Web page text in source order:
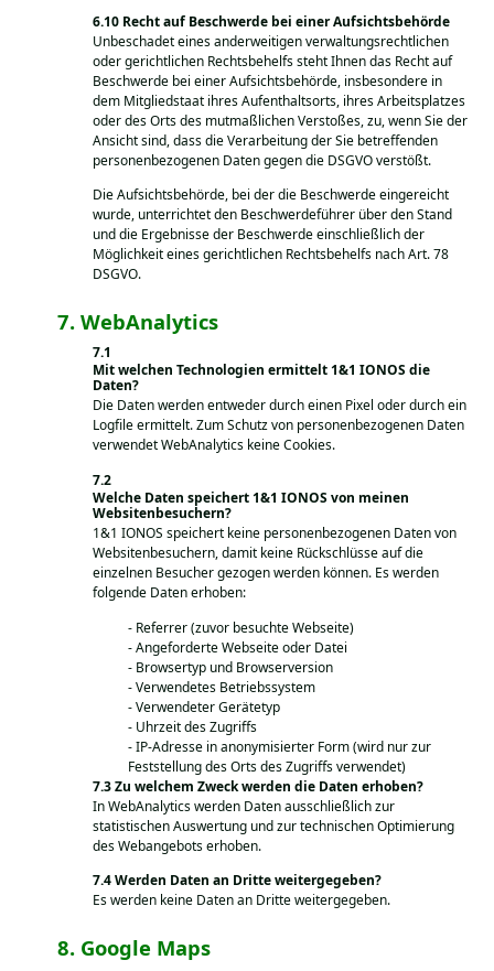
Recht auf Beschwerde bei einer Aufsichtsbehörde
Unbeschadet eines anderweitigen verwaltungsrechtlichen
oder gerichtlichen Rechtsbehelfs steht Ihnen das Recht auf
Beschwerde bei einer Aufsichtsbehörde, insbesondere in
dem Mitgliedstaat ihres Aufenthaltsorts, ihres Arbeitsplatzes
oder des Orts des mutmaßlichen Verstoßes, zu, wenn Sie der
Ansicht sind, dass die Verarbeitung der Sie betreffenden
personenbezogenen Daten gegen die DSGVO verstößt.
Die Aufsichtsbehörde, bei der die Beschwerde eingereicht
wurde, unterrichtet den Beschwerdeführer über den Stand
und die Ergebnisse der Beschwerde einschließlich der
Möglichkeit eines gerichtlichen Rechtsbehelfs nach Art. 78
DSGVO.
WebAnalytics
Mit welchen Technologien ermittelt 1&1 IONOS die
Daten?
Die Daten werden entweder durch einen Pixel oder durch ein
Logfile ermittelt. Zum Schutz von personenbezogenen Daten
verwendet WebAnalytics keine Cookies.
Welche Daten speichert 1&1 IONOS von meinen
Websitenbesuchern?
1&1 IONOS speichert keine personenbezogenen Daten von
Websitenbesuchern, damit keine Rückschlüsse auf die
einzelnen Besucher gezogen werden können. Es werden
folgende Daten erhoben:
Referrer (zuvor besuchte Webseite)
Angeforderte Webseite oder Datei
Browsertyp und Browserversion
Verwendetes Betriebssystem
Verwendeter Gerätetyp
Uhrzeit des Zugriffs
IP-Adresse in anonymisierter Form (wird nur zur
Feststellung des Orts des Zugriffs verwendet)
Zu welchem Zweck werden die Daten erhoben?
In WebAnalytics werden Daten ausschließlich zur
statistischen Auswertung und zur technischen Optimierung
des Webangebots erhoben.
Werden Daten an Dritte weitergegeben?
Es werden keine Daten an Dritte weitergegeben.
Google Maps